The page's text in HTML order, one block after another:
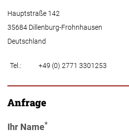
Hauptstraße 142
35684 Dillenburg-Frohnhausen
Deutschland
Tel.: +49 (0) 2771 3301253
Anfrage
Ihr Name*